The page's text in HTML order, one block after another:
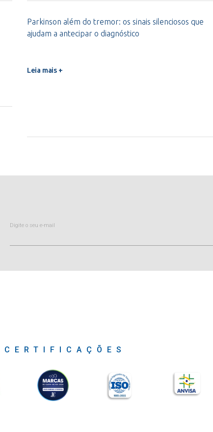
Parkinson além do tremor: os sinais silenciosos que
ajudam a antecipar o diagnóstico
Leia mais +
Digite o seu e-mail